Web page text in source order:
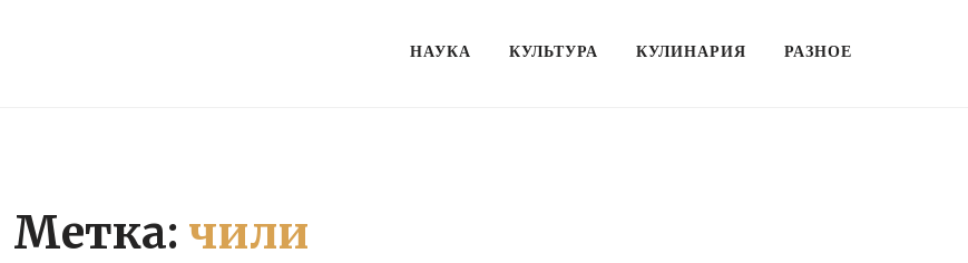
НАУКА КУЛЬТУРА КУЛИНАРИЯ РАЗНОЕ
Метка: чили